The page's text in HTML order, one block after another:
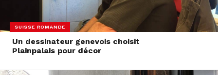
SUISSE ROMANDE
Un dessinateur genevois choisit
Plainpalais pour décor